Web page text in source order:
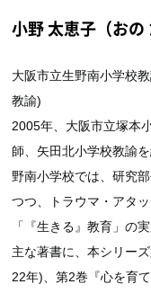
小野 太恵子（おの
大阪市立生野南小学校
教諭)
2005年、大阪市立塚本
師、矢田北小学校教諭
野南小学校では、研究
つつ、トラウマ・アタ
「『生きる』教育」の
主な著書に、本シリー
22年)、第2巻『心を育